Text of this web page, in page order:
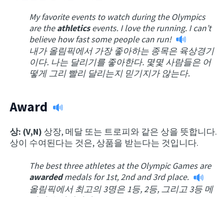
My favorite events to watch during the Olympics
are theathleticsevents. I love the running. I can’t
believe how fast some people can run!
내가 올림픽에서 가장 좋아하는 종목은 육상경기
이다. 나는 달리기를 좋아한다. 몇몇 사람들은 어
떻게 그리 빨리 달리는지 믿기지가 않는다.
Award
상: (V,N) 상장, 메달 또는 트로피와 같은 상을 뜻합니다.
상이 수여된다는 것은, 상품을 받는다는 것입니다.
The best three athletes at the Olympic Games are
awardedmedals for 1st, 2nd and 3rd place.
올림픽에서 최고의 3명은 1등, 2등, 그리고 3등 메